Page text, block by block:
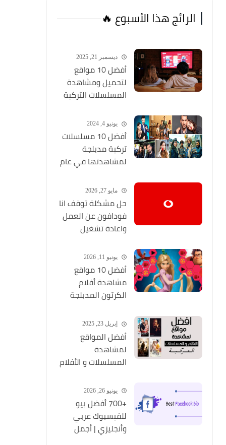
الرائج هذا الأسبوع 🔥
ديسمبر 21, 2025
أفضل 10 مواقع
لتحميل ومشاهدة
المسلسلات التركية
يونيو 4, 2024
أفضل 10 مسلسلات
تركية مدبلجة
لمشاهدتها في عام
المسلسلات التركية
HD)
مايو 27, 2026
حل مشكلة توقف انا
فودافون عن العمل
واعادة تشغيل
يونيو 11, 2026
أفضل 10 مواقع
مشاهدة أفلام
الكرتون المدبلجة
إبريل 23, 2025
أفضل المواقع
لمشاهدة
المسلسلات و الأفلام
وبجودة عالية
يونيو 26, 2026
+700 أفضل بيو
للفيسبوك عربي
وأنجليزي | أجمل